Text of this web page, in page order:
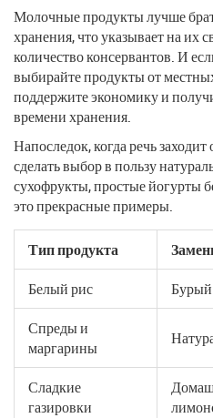
Молочные продукты лучше
хранения, что указывает на их
количество консервантов. И
выбирайте продукты от
поддержите экономику и
времени хранения.
Напоследок, когда речь заходит
сделать выбор в пользу
сухофрукты, простые йогурты
это прекрасные примеры.
Тип продукта
Белый рис
Спреды и
маргарины
Сладкие
газировки